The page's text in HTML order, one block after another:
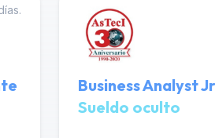
Business Analyst
Sueldo oculto